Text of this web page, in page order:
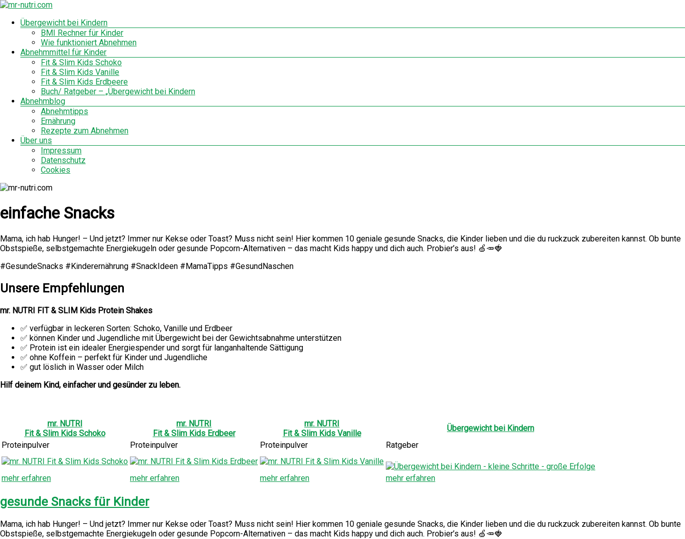
Zum
springen
mr-
nutri.com
Menü
Übergewicht bei Kindern
BMI Rechner für Kinder
Wie funktioniert Abnehmen
Abnehmmittel für Kinder
Fit & Slim Kids Schoko
Fit & Slim Kids Vanille
Fit & Slim Kids Erdbeere
Buch/ Ratgeber – „Übergewicht bei Kindern
Abnehmblog
Abnehmtipps
Ernährung
Rezepte zum Abnehmen
Über uns
Impressum
Datenschutz
Cookies
einfache Snacks
Mama, ich hab Hunger! – Und jetzt? Immer nur Kekse oder Toast? Muss nicht sein! Hier kommen 10 geniale gesunde Snacks, die Kinder lieben und die du ruckzuck zubereiten kannst. Ob bunte
Obstspieße, selbstgemachte Energiekugeln oder gesunde Popcorn-Alternativen – das macht Kids happy und dich auch. Probier’s aus! 🍏🥕🍓
#GesundeSnacks #Kinderernährung #SnackIdeen #MamaTipps #GesundNaschen
Unsere Empfehlungen
mr. NUTRI FIT & SLIM Kids Protein Shakes
✅ verfügbar in leckeren Sorten: Schoko, Vanille und Erdbeer
✅ können Kinder und Jugendliche mit Übergewicht bei der Gewichtsabnahme unterstützen
✅ Protein ist ein idealer Energiespender und sorgt für langanhaltende Sättigung
✅ ohne Koffein – perfekt für Kinder und Jugendliche
✅ gut löslich in Wasser oder Milch
Hilf deinem Kind, einfacher und gesünder zu leben.
mr. NUTRI
Fit & Slim Kids Schoko
mr. NUTRI
Fit & Slim Kids Erdbeer
mr. NUTRI
Fit & Slim Kids Vanille
Übergewicht bei Kindern
Proteinpulver
Proteinpulver Proteinpulver Ratgeber
mehr erfahren mehr erfahren mehr erfahren mehr erfahren
gesunde Snacks für Kinder
Mama, ich hab Hunger! – Und jetzt? Immer nur Kekse oder Toast? Muss nicht sein! Hier kommen 10 geniale gesunde Snacks, die Kinder lieben und die du ruckzuck zubereiten kannst. Ob bunte
Obstspieße, selbstgemachte Energiekugeln oder gesunde Popcorn-Alternativen – das macht Kids happy und dich auch. Probier’s aus! 🍏🥕🍓